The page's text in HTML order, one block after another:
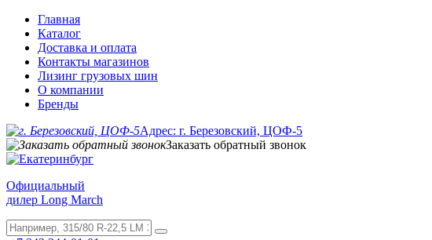
Главная
Каталог
Доставка и оплата
Контакты магазинов
Лизинг грузовых шин
О компании
Бренды
Адрес: г. Березовский, ЦОФ-5
Заказать обратный звонок
Официальный
дилер Long March